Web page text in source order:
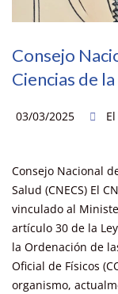
Consejo
Ciencias de
03/03/2025
Consejo Nacional
Salud (CNECS) El
vinculado al
artículo 30 de la
la Ordenación de
Oficial de Físicos
organismo,